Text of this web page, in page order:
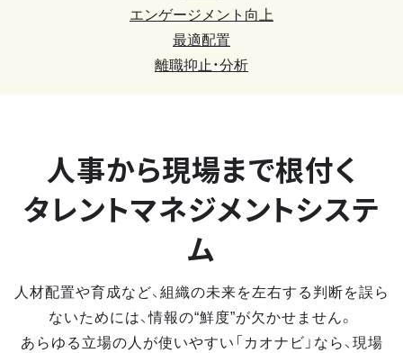
エンゲージメント向上
最適配置
離職抑止・分析
人事から現場まで根付く
タレントマネジメントシステ
ム
人材配置や育成など、組織の未来を左右する判断を誤ら
ないためには、情報の“鮮度”が欠かせません。
あらゆる立場の人が使いやすい「カオナビ」なら、現場